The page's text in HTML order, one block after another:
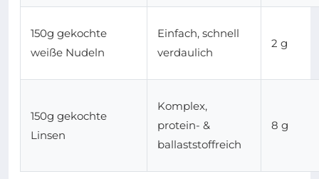
150g gekochte
weiße Nudeln
Einfach, schnell
verdaulich
2 g
150g gekochte
Linsen
Komplex,
protein- &
ballaststoffreich
8 g